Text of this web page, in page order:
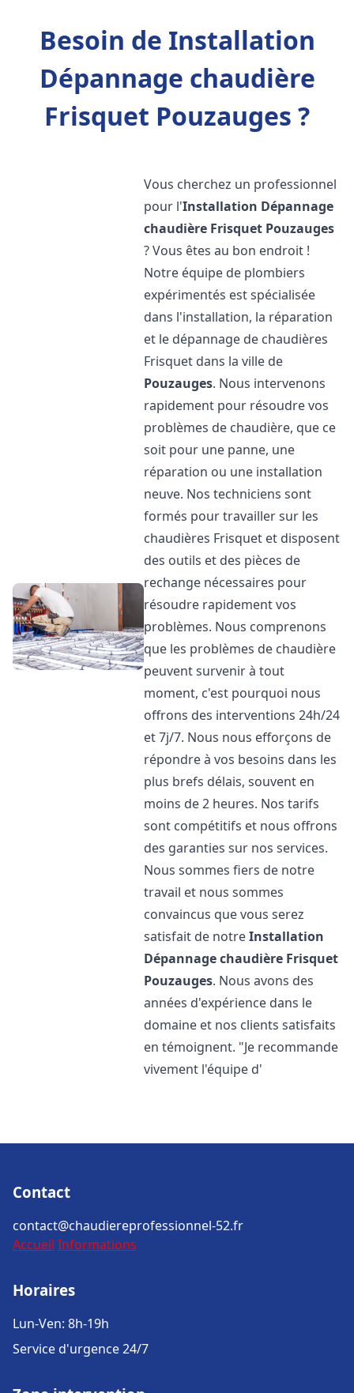
Besoin de Installation
Dépannage chaudière
Frisquet Pouzauges ?
Vous cherchez un professionnel
pour l'Installation Dépannage
chaudière Frisquet Pouzauges
? Vous êtes au bon endroit !
Notre équipe de plombiers
expérimentés est spécialisée
dans l'installation, la réparation
et le dépannage de chaudières
Frisquet dans la ville de
Pouzauges. Nous intervenons
rapidement pour résoudre vos
problèmes de chaudière, que ce
soit pour une panne, une
réparation ou une installation
neuve. Nos techniciens sont
formés pour travailler sur les
chaudières Frisquet et disposent
des outils et des pièces de
rechange nécessaires pour
résoudre rapidement vos
problèmes. Nous comprenons
que les problèmes de chaudière
peuvent survenir à tout
moment, c'est pourquoi nous
offrons des interventions 24h/24
et 7j/7. Nous nous efforçons de
répondre à vos besoins dans les
plus brefs délais, souvent en
moins de 2 heures. Nos tarifs
sont compétitifs et nous offrons
des garanties sur nos services.
Nous sommes fiers de notre
travail et nous sommes
convaincus que vous serez
satisfait de notreInstallation
Dépannage chaudière Frisquet
Pouzauges. Nous avons des
années d'expérience dans le
domaine et nos clients satisfaits
en témoignent. "Je recommande
vivement l'équipe d'
Contact
contact@chaudiereprofessionnel-52.fr
Accueil Informations
Horaires
Lun-Ven: 8h-19h
Service d'urgence 24/7